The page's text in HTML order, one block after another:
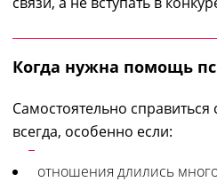
Когда нужна помощь
Самостоятельно справиться
всегда, особенно если:
отношения длились